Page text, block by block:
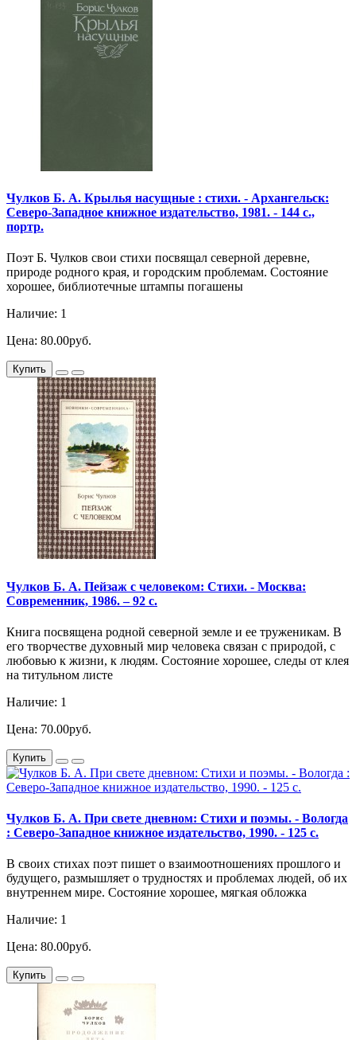
Чулков Б. А. Крылья насущные : стихи. - Архангельск:
Северо-Западное книжное издательство, 1981. - 144 с.,
портр.
Поэт Б. Чулков свои стихи посвящал северной деревне,
природе родного края, и городским проблемам. Состояние
хорошее, библиотечные штампы погашены
Наличие: 1
Цена: 80.00руб.
Купить
Чулков Б. А. Пейзаж с человеком: Стихи. - Москва:
Современник, 1986. – 92 с.
Книга посвящена родной северной земле и ее труженикам. В
его творчестве духовный мир человека связан с природой, с
любовью к жизни, к людям. Состояние хорошее, следы от клея
на титульном листе
Наличие: 1
Цена: 70.00руб.
Купить
Чулков Б. А. При свете дневном: Стихи и поэмы. - Вологда
: Северо-Западное книжное издательство, 1990. - 125 с.
В своих стихах поэт пишет о взаимоотношениях прошлого и
будущего, размышляет о трудностях и проблемах людей, об их
внутреннем мире. Состояние хорошее, мягкая обложка
Наличие: 1
Цена: 80.00руб.
Купить